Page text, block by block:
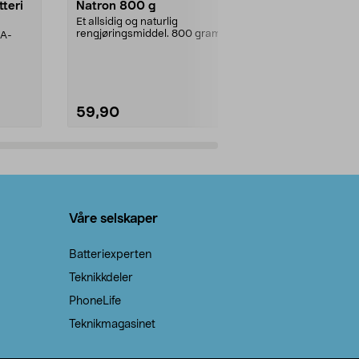
Natron 800 g
Et allsidig og naturlig
rengjøringsmiddel. 800 gram
59,90
Våre selskaper
Batteriexperten
Teknikkdeler
PhoneLife
Teknikmagasinet